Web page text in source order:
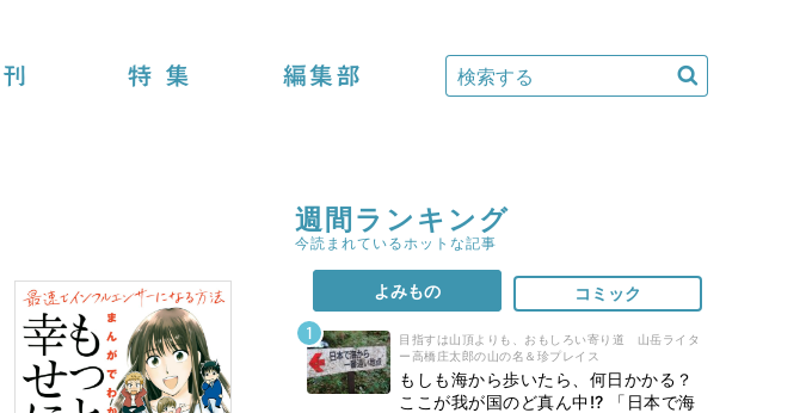
週間ランキング
今読まれているホットな記事
よみもの コミック
目指すは山頂よりも、おもしろい寄り道 山岳ライタ
ー高橋庄太郎の山の名＆珍プレイス
もしも海から歩いたら、何日かかる？
ここが我が国のど真ん中!? 「日本で海